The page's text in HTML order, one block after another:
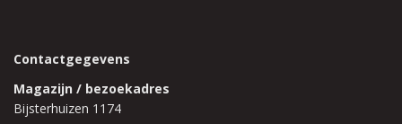
Contactgegevens
Magazijn / bezoekadres
Bijsterhuizen 1174